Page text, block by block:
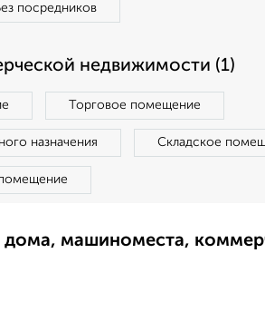
посредников
недвижимости (1)
Торговое помещение
назначения Складское
машиноместа,